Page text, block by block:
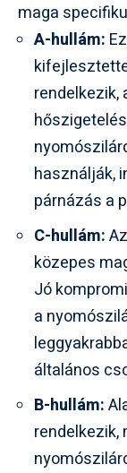
maga
A-hullám:
használják,
párnázás a
C-hullám:
közepes
Jó
a
általános
B-hullám:
rendelkezik,